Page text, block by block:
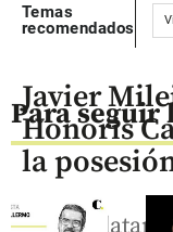
Temas
recomendados
Para seguir
Javier
Honoris
la